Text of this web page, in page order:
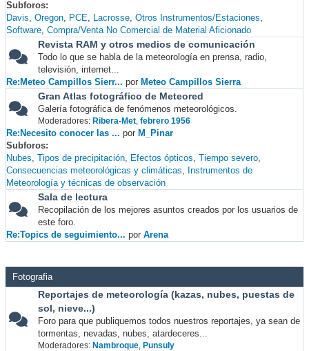
Subforos
Davis Oregon PCE Lacrosse Otros Instrumentos/Estaciones
Software Compra/Venta No Comercial de Material Aficionado
Revista RAM y otros medios de comunicación
Todo lo que se habla de la meteorología en prensa, radio,
televisión, internet...
Re:Meteo Campillos Sierr... por Meteo Campillos Sierra
Gran Atlas fotográfico de Meteored
Galería fotográfica de fenómenos meteorológicos.
Moderadores: Ribera-Met, febrero 1956
Re:Necesito conocer las ... por M_Pinar
Subforos
Nubes Tipos de precipitación Efectos ópticos Tiempo severo
Consecuencias meteorológicas y climáticas
Instrumentos de
Meteorología y técnicas de observación
Sala de lectura
Recopilación de los mejores asuntos creados por los usuarios de
este foro.
Re:Topics de seguimiento... por Arena
Fotografia
Reportajes de meteorología (kazas, nubes, puestas de
sol, nieve...)
Foro para que publiquemos todos nuestros reportajes, ya sean de
tormentas, nevadas, nubes, atardeceres...
Moderadores: Nambroque, Punsuly